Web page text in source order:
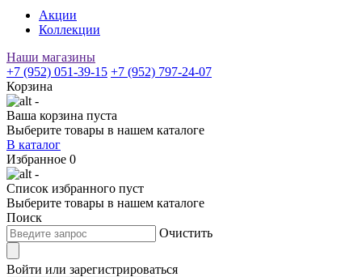
Акции
Коллекции
Наши магазины
+7 (952) 051-39-15 +7 (952) 797-24-07
Корзина
-
Ваша корзина пуста
Выберите товары в нашем каталоге
В каталог
Избранное 0
-
Список избранного пуст
Выберите товары в нашем каталоге
Поиск
Очистить
Войти или зарегистрироваться